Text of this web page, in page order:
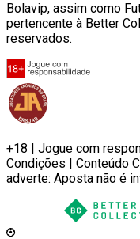
Bolavip, assim como
pertencente à Better
reservados.
+18 | Jogue com
Condições | Conteúdo
adverte: Aposta não é